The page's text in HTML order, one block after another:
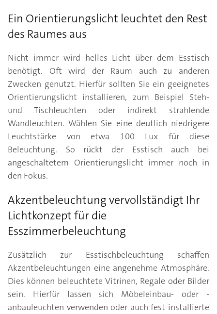
Ein Orientierungslicht leuchtet den Rest
des Raumes aus
Nicht immer wird helles Licht über dem Esstisch
benötigt. Oft wird der Raum auch zu anderen
Zwecken genutzt. Hierfür sollten Sie ein geeignetes
Orientierungslicht installieren, zum Beispiel Steh-
und Tischleuchten oder indirekt strahlende
Wandleuchten. Wählen Sie eine deutlich niedrigere
Leuchtstärke von etwa 100 Lux für diese
Beleuchtung. So rückt der Esstisch auch bei
angeschaltetem Orientierungslicht immer noch in
den Fokus.
Akzentbeleuchtung vervollständigt Ihr
Lichtkonzept für die
Esszimmerbeleuchtung
Zusätzlich zur Esstischbeleuchtung schaffen
Akzentbeleuchtungen eine angenehme Atmosphäre.
Dies können beleuchtete Vitrinen, Regale oder Bilder
sein. Hierfür lassen sich Möbeleinbau- oder -
anbauleuchten verwenden oder auch fest installierte